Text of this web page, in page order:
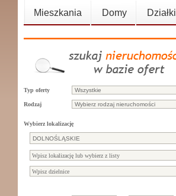
Mieszkania Domy Działki
Typ oferty
Rodzaj
Wybierz lokalizację